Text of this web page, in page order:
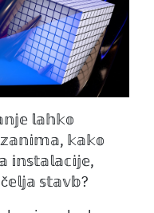
𝕝𝕒𝕙𝕜𝕠
𝕫𝕒𝕟𝕚𝕞𝕒, 𝕜𝕒𝕜𝕠
𝕤𝕥𝕒𝕧𝕓?